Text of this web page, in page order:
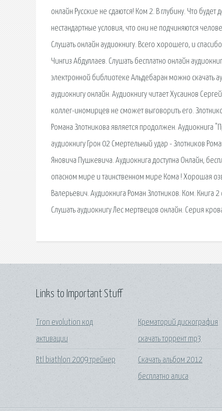
онлайн Русские не сдаются! Ком 2. В глубину. Что
нестандартные условия, что они не подчиняются
Слушать онлайн аудиокнигу. Всего хорошего, и
Чингиз Абдуллаев. Слушать бесплатно онлайн
электронной библиотеке Альдебаран можно скачать
аудиокнигу онлайн. Аудиокнигу читает Хусаинов
коллег-иномирцев не сможет выговорить его.
Романа Злотникова является продолжен. Аудиокнига
аудиокнигу Грон 02 Смертельный удар - Злотников
Яновича Пушкевича. Аудиокнига доступна Онлайн,
опасном мире и таинственном мире Кома ! Хорошая
Валерьевич. Аудиокнига Роман Злотников. Ком. Книга
Слушать аудиокнигу Лес мертвецов онлайн. Серия
Links to Important Stuff
Tron evolution код
активации
Rtl biathlon 2009 трейнер
Крематорий дискография
скачать торрент mp3
Скачать альбом 2012
бесплатно алиса